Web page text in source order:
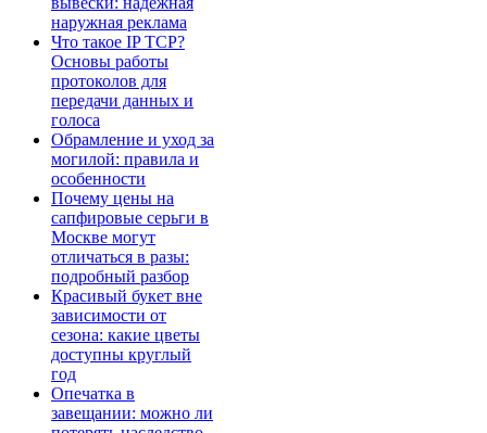
наружная реклама
Что такое IP TCP?
Основы работы
протоколов для
передачи данных и
голоса
Обрамление и уход за
могилой: правила и
особенности
Почему цены на
сапфировые серьги в
Москве могут
отличаться в разы:
подробный разбор
Красивый букет вне
зависимости от
сезона: какие цветы
доступны круглый
год
Опечатка в
завещании: можно ли